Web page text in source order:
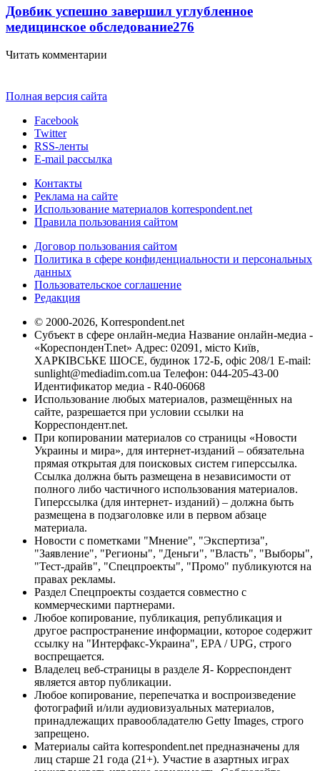
Довбик успешно завершил углубленное
медицинское обследование276
Читать комментарии
Полная версия сайта
Facebook
Twitter
RSS-ленты
E-mail рассылка
Контакты
Реклама на сайте
Использование материалов korrespondent.net
Правила пользования сайтом
Договор пользования сайтом
Политика в сфере конфиденциальности и персональных
данных
Пользовательское соглашение
Редакция
© 2000-2026, Korrespondent.net
Субъект в сфере онлайн-медиа Название онлайн-медиа -
«КореспонденТ.net» Адрес: 02091, місто Київ,
ХАРКІВСЬКЕ ШОСЕ, будинок 172-Б, офіс 208/1 E-mail:
sunlight@mediadim.com.ua Телефон: 044-205-43-00
Идентификатор медиа - R40-06068
Использование любых материалов, размещённых на
сайте, разрешается при условии ссылки на
Корреспондент.net.
При копировании материалов со страницы «Новости
Украины и мира», для интернет-изданий – обязательна
прямая открытая для поисковых систем гиперссылка.
Ссылка должна быть размещена в независимости от
полного либо частичного использования материалов.
Гиперссылка (для интернет- изданий) – должна быть
размещена в подзаголовке или в первом абзаце
материала.
Новости с пометками "Мнение", "Экспертиза",
"Заявление", "Регионы", "Деньги", "Власть", "Выборы",
"Тест-драйв", "Спецпроекты", "Промо" публикуются на
правах рекламы.
Раздел Спецпроекты создается совместно с
коммерческими партнерами.
Любое копирование, публикация, републикация и
другое распространение информации, которое содержит
ссылку на "Интерфакс-Украина", EPA / UPG, строго
воспрещается.
Владелец веб-страницы в разделе Я- Корреспондент
является автор публикации.
Любое копирование, перепечатка и воспроизведение
фотографий и/или аудиовизуальных материалов,
принадлежащих правообладателю Getty Images, строго
запрещено.
Материалы сайта korrespondent.net предназначены для
лиц старше 21 года (21+). Участие в азартных играх